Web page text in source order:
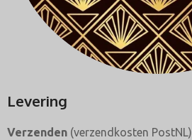
Levering
Verzenden (verzendkosten PostNL)